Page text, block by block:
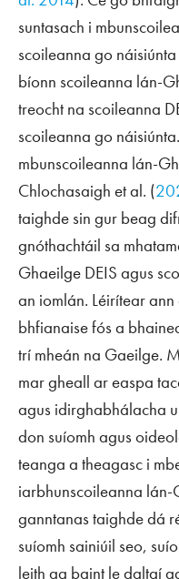
suntasach i
scoileanna go
bíonn scoileanna lán-
treocht na scoileanna
scoileanna go
mbunscoileanna lán-
Chlochasaigh et al. (
taighde sin gur beag
gnóthachtáil sa
Ghaeilge DEIS agus
an iomlán. Léirítear
bhfianaise fós a
trí mheán na Gaeilge.
mar gheall ar easpa
agus idirghabhálacha
don suíomh agus
teanga a theagasc i
iarbhunscoileanna lán-
ganntanas taighde dá
suíomh sainiúil seo,
leith ag baint le daltaí